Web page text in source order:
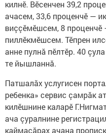
килнӗ. Вӗсенчен 39,2
ачасем, 33,6 проценчӗ —
виççӗмӗшсем, 8 проценчӗ
пиллӗкмӗшсем. Тӗпрен
анне пулнă пӗлтӗр. 40
те йышланнă.
Патшалăх услугисен
ребенка» сервис çамрăк
килӗшнине каларӗ
ача çуралнине
каймасăрах ачана